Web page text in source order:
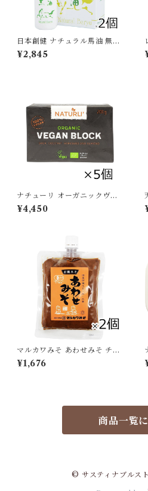
日本創健 ナチュラル馬油 無香
料 25ml×2個セット スティッ
クタイプ 馬の油 未精製 低温抽
¥2,845
ナチューリ オーガニックヴィ
ーガンブロック 200g×5個セ
ット NATURLI ビーガンバタ
¥4,450
マルカワみそ あわせみそ チュ
ーブタイプ 345g×2個セット
有機 味噌[ポスト投函・送料無
¥1,676
商品一覧
© サスティナブルス